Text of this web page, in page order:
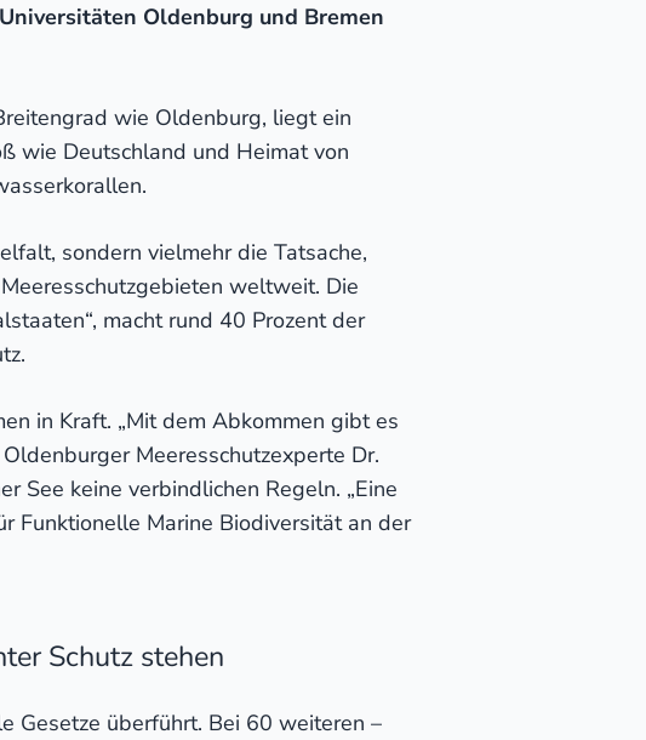
Oldenburg und Bremen
wie Oldenburg, liegt ein
wie Deutschland und Heimat von
sondern vielmehr die Tatsache,
weltweit. Die
macht rund 40 Prozent der
in Kraft. „Mit dem Abkommen gibt es
Meeresschutzexperte Dr.
See keine verbindlichen Regeln. „Eine
Funktionelle Marine Biodiversität an der
Schutz stehen
Gesetze überführt. Bei 60 weiteren –